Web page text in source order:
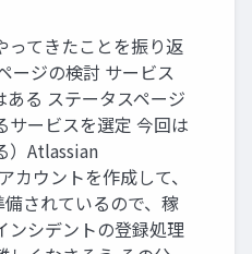
ってきたことを振り返
ージの検討 サービス
ある ステータスページ
サービスを選定 今回は
）Atlassian
カウントを作成して、
されているので、稼
ンシデントの登録処理